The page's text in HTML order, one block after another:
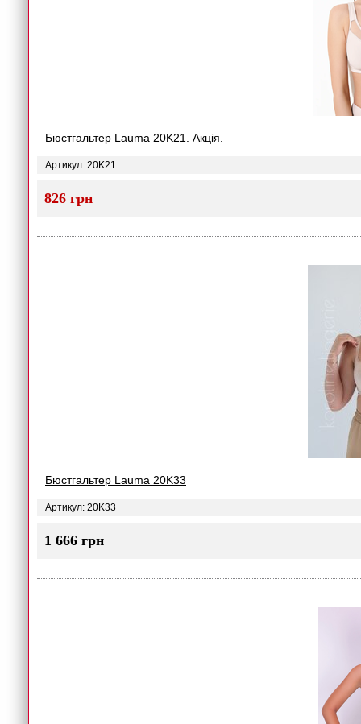
Бюстгальтер Lauma 20K21. Акція.
Артикул: 20K21
826 грн
Бюстгальтер Lauma 20K33
Артикул: 20K33
1 666 грн